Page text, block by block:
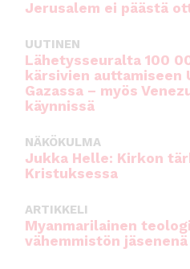
Jerusalem ei päästä
UUTINEN
Lähetysseuralta 100
kärsivien auttamiseen
Gazassa – myös
käynnissä
NÄKÖKULMA
Jukka Helle: Kirkon
Kristuksessa
ARTIKKELI
Myanmarilainen
vähemmistön jäsenenä